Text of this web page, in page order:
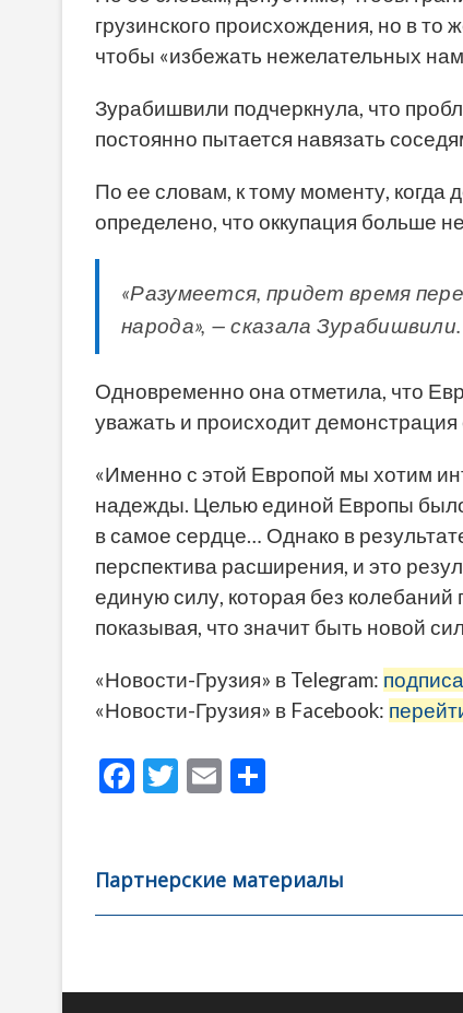
грузинского происхождения, но в
чтобы «избежать нежелательных
Зурабишвили подчеркнула, что
постоянно пытается навязать
По ее словам, к тому моменту, когда
определено, что оккупация больше
«Разумеется, придет время
народа», — сказала Зурабишвили.
Одновременно она отметила, что
уважать и происходит демонстрация
«Именно с этой Европой мы хотим
надежды. Целью единой Европы
в самое сердце… Однако в
перспектива расширения, и это
единую силу, которая без
показывая, что значит быть новой
«Новости-Грузия» в Telegram:
«Новости-Грузия» в Facebook:
F
b
o
k
T
er
E
l
а
в
ть
Партнерские материалы
Навигация